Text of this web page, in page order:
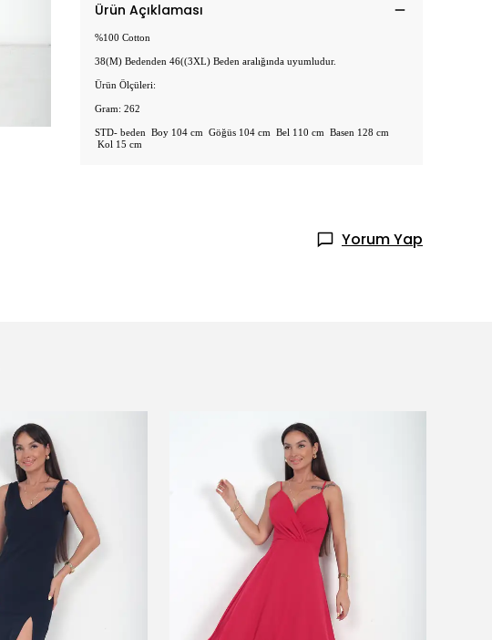
Ürün Açıklaması
%100 Cotton
38(M) Bedenden 46((3XL) Beden aralığında uyumludur.
Ürün Ölçüleri:
Gram: 262
STD- beden Boy 104 cm Göğüs 104 cm Bel 110 cm Basen 128 cm
Kol 15 cm
Yorum Yap